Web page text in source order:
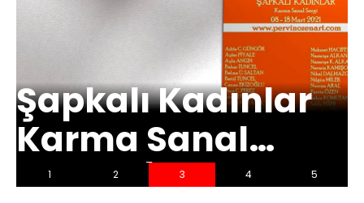
Şapkalı Kadınlar
Karma Sanal
Sergisi | 08 – 18
1 2 3 4 5